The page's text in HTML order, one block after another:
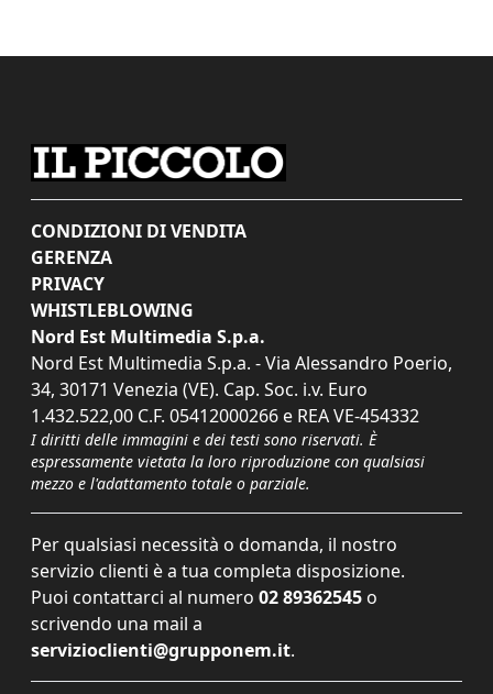
CONDIZIONI DI VENDITA
GERENZA
PRIVACY
WHISTLEBLOWING
Nord Est Multimedia S.p.a.
Nord Est Multimedia S.p.a. - Via Alessandro Poerio,
34, 30171 Venezia (VE). Cap. Soc. i.v. Euro
1.432.522,00 C.F. 05412000266 e REA VE-454332
I diritti delle immagini e dei testi sono riservati. È
espressamente vietata la loro riproduzione con qualsiasi
mezzo e l'adattamento totale o parziale.
Per qualsiasi necessità o domanda, il nostro
servizio clienti è a tua completa disposizione.
Puoi contattarci al numero 02 89362545 o
scrivendo una mail a
servizioclienti@grupponem.it.